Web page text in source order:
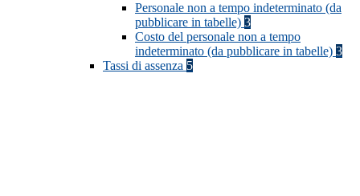
Personale non a tempo indeterminato (da
pubblicare in tabelle) 3
Costo del personale non a tempo
indeterminato (da pubblicare in tabelle) 3
Tassi di assenza 5